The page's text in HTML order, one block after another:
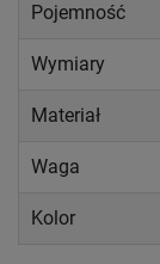
Pojemność
Wymiary
Materiał
Waga
Kolor